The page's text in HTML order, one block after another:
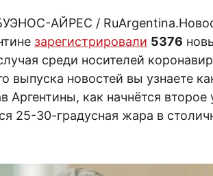
АЙРЕС /
зарегистрировали 5376
среди носителей
выпуска новостей вы узнаете
Аргентины, как начнётся второе
25-30-градусная жара в